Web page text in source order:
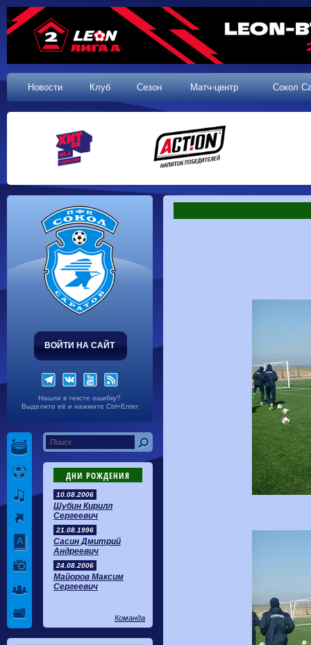
Новости Клуб Сезон Матч-центр Сокол
ВОЙТИ НА САЙТ
Нашли в тексте ошибку?
Выделите её и нажмите Ctrl+Enter
ДНИ РОЖДЕНИЯ
10.08.2006
Шубин Кирилл
Сергеевич
21.08.1996
Сасин Дмитрий
Андреевич
24.08.2006
Майоров Максим
Сергеевич
Команда